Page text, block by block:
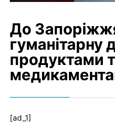
До
гуманітарну
продуктами
[ad_1]